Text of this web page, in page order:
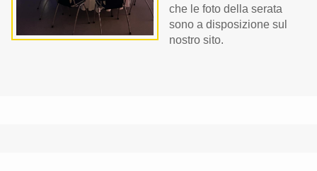
che le foto della serata
sono a disposizione sul
nostro sito.